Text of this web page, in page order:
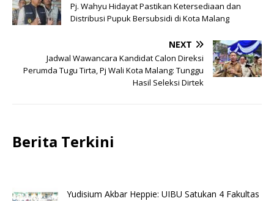
Pj. Wahyu Hidayat Pastikan Ketersediaan dan
Distribusi Pupuk Bersubsidi di Kota Malang
NEXT
Jadwal Wawancara Kandidat Calon Direksi
Perumda Tugu Tirta, Pj Wali Kota Malang: Tunggu
Hasil Seleksi Dirtek
Berita Terkini
Yudisium Akbar Heppie: UIBU Satukan 4 Fakultas